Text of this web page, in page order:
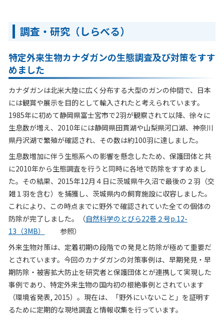
調査・研究（しらべる）
特定外来生物カナダガンの生態調査及び対策をすす
めました
カナダガンは北米大陸に広く分布する大型のガンの仲間で、日本
には観賞や展示を目的として輸入されたと考えられています。
1985年に初めて静岡県富士宮市で2羽が観察されて以降、徐々に
生息数が増え、2010年には静岡県田貫湖や山梨県河口湖、神奈川
県丹沢湖で繁殖が確認され、その数は約100羽に達しました。
生息数増加に伴う生態系への影響を懸念したため、保護団体と共
に2010年から生態調査を行うと同時に各地で防除をすすめまし
た。その結果、2015年12月４日に茨城県牛久沼で最後の２羽（交
雑１羽を含む）を捕獲し、茨城県内の飼育施設に収容しました。
これにより、この時点までに野外で確認されていた全ての個体の
防除が完了しました。（自然科学のとびら22巻２号p.12-
13（3MB）
参照）
外来生物対策は、定着初期の段階での発見と防除が極めて重要だ
とされています。今回のカナダガンの対策事例は、早期発見・早
期防除・被害拡大防止を研究者と保護団体とが連携して実現した
事例であり、特定外来生物の国内初の根絶事例とされています
（環境省発表, 2015）。現在は、「野外にいないこと」を証明す
るために定期的な現地調査と情報収集を行っています。